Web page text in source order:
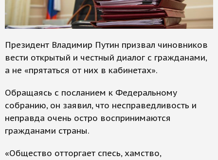
Президент Владимир Путин призвал чиновников
вести открытый и честный диалог с гражданами,
а не «прятаться от них в кабинетах».
Обращаясь с посланием к Федеральному
собранию, он заявил, что несправедливость и
неправда очень остро воспринимаются
гражданами страны.
«Общество отторгает спесь, хамство,